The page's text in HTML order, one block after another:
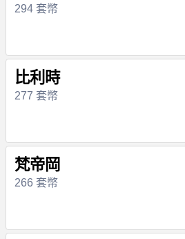
294 套幣
比利時
277 套幣
梵帝岡
266 套幣